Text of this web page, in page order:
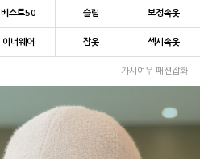
베스트50 슬립 보정속옷
이너웨어 잠옷 섹시속옷
가시여우 패션잡화